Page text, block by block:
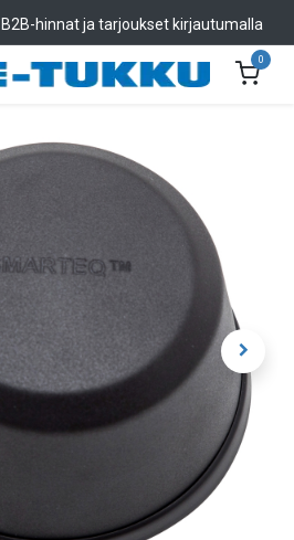
B2B-hinnat ja tarjoukset kirjautumalla
0